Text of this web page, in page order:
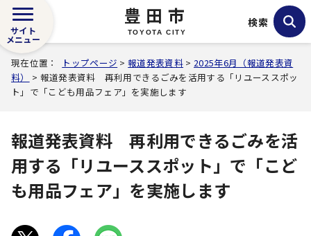
豊田市
TOYOTA CITY
サイト
メニュー
検索
現在位置： トップページ >報道発表資料 >2025年6月（報道発表資
料）
> 報道発表資料 再利用できるごみを活用する「リユーススポッ
ト」で「こども用品フェア」を実施します
報道発表資料 再利用できるごみを活
用する「リユーススポット」で「こど
も用品フェア」を実施します